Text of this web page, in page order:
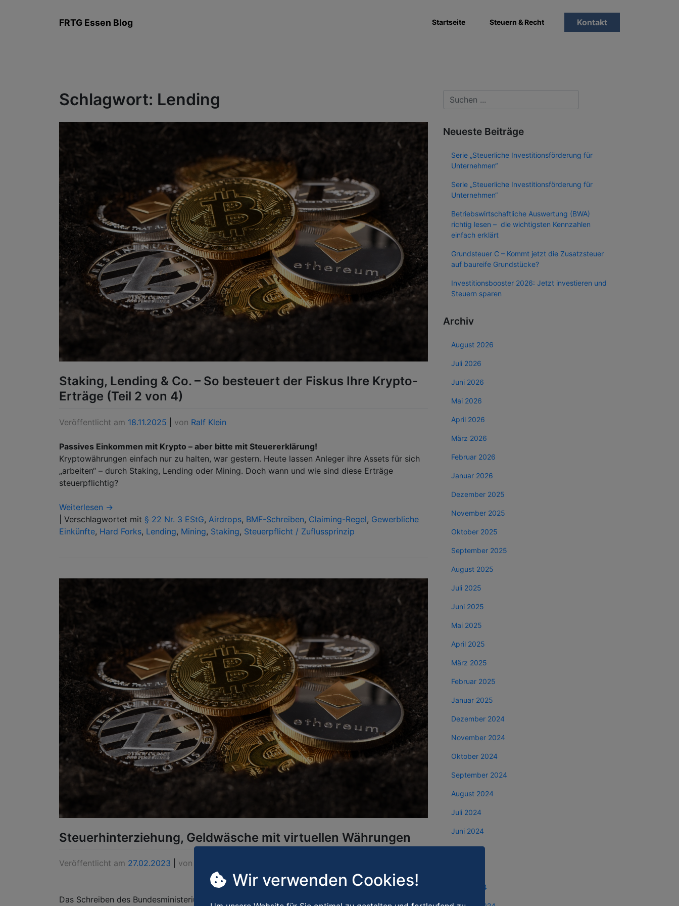
FRTG Essen Blog Startseite Steuern & Recht Kontakt
Schlagwort: Lending
Staking, Lending & Co. – So besteuert der Fiskus Ihre Krypto-
Erträge (Teil 2 von 4)
Veröffentlicht am 18.11.2025 von Ralf Klein
Passives Einkommen mit Krypto – aber bitte mit Steuererklärung!
Kryptowährungen einfach nur zu halten, war gestern. Heute lassen Anleger ihre Assets für sich
„arbeiten“ – durch Staking, Lending oder Mining. Doch wann und wie sind diese Erträge
steuerpflichtig?
Weiterlesen →
Verschlagwortet mit § 22 Nr. 3 EStG, Airdrops, BMF-Schreiben, Claiming-Regel, Gewerbliche
Einkünfte, Hard Forks, Lending, Mining, Staking, Steuerpflicht / Zuflussprinzip
Steuerhinterziehung, Geldwäsche mit virtuellen Währungen
Veröffentlicht am 27.02.2023 von
Das Schreiben des Bundesministeriums der Finanzen (BMF) vom 10.Mai 2022 ist nur ein erster
Neueste Beiträge
Serie „Steuerliche Investitionsförderung für
Unternehmen“
Serie „Steuerliche Investitionsförderung für
Unternehmen“
Betriebswirtschaftliche Auswertung (BWA)
richtig lesen – die wichtigsten Kennzahlen
einfach erklärt
Grundsteuer C – Kommt jetzt die Zusatzsteuer
auf baureife Grundstücke?
Investitionsbooster 2026: Jetzt investieren und
Steuern sparen
Archiv
August 2026
Juli 2026
Juni 2026
Mai 2026
April 2026
März 2026
Februar 2026
Januar 2026
Dezember 2025
November 2025
Oktober 2025
September 2025
August 2025
Juli 2025
Juni 2025
Mai 2025
April 2025
März 2025
Februar 2025
Januar 2025
Dezember 2024
November 2024
Oktober 2024
September 2024
August 2024
Juli 2024
Juni 2024
März 2024
Wir verwenden Cookies!